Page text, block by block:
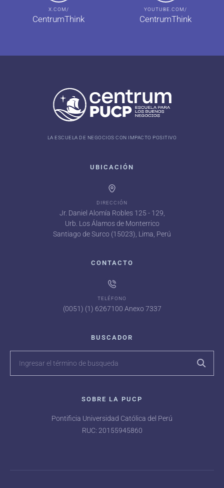
X.COM/
CentrumThink
YOUTUBE.COM/
CentrumThink
LA ESCUELA DE NEGOCIOS CON IMPACTO POSITIVO
UBICACIÓN
DIRECCIÓN
Jr. Daniel Alomía Robles 125 - 129,
Urb. Los Álamos de Monterrico
Santiago de Surco (15023), Lima, Perú
CONTACTO
TELÉFONO
(0051) (1) 6267100 Anexo 7337
BUSCADOR
SOBRE LA PUCP
Pontificia Universidad Católica del Perú
RUC: 20155945860